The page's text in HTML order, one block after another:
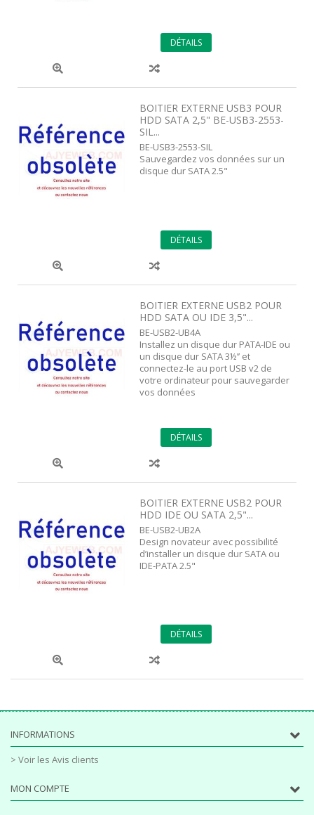
DÉTAILS
BOITIER EXTERNE USB3 POUR
HDD SATA 2,5" BE-USB3-2553-
SIL...
BE-USB3-2553-SIL
Sauvegardez vos données sur un
disque dur SATA 2.5"
DÉTAILS
BOITIER EXTERNE USB2 POUR
HDD SATA OU IDE 3,5"...
BE-USB2-UB4A
Installez un disque dur PATA-IDE ou
un disque dur SATA 3½’’ et
connectez-le au port USB v2 de
votre ordinateur pour sauvegarder
vos données
DÉTAILS
BOITIER EXTERNE USB2 POUR
HDD IDE OU SATA 2,5"...
BE-USB2-UB2A
Design novateur avec possibilité
d’installer un disque dur SATA ou
IDE-PATA 2.5"
DÉTAILS
INFORMATIONS
> Voir les Avis clients
MON COMPTE